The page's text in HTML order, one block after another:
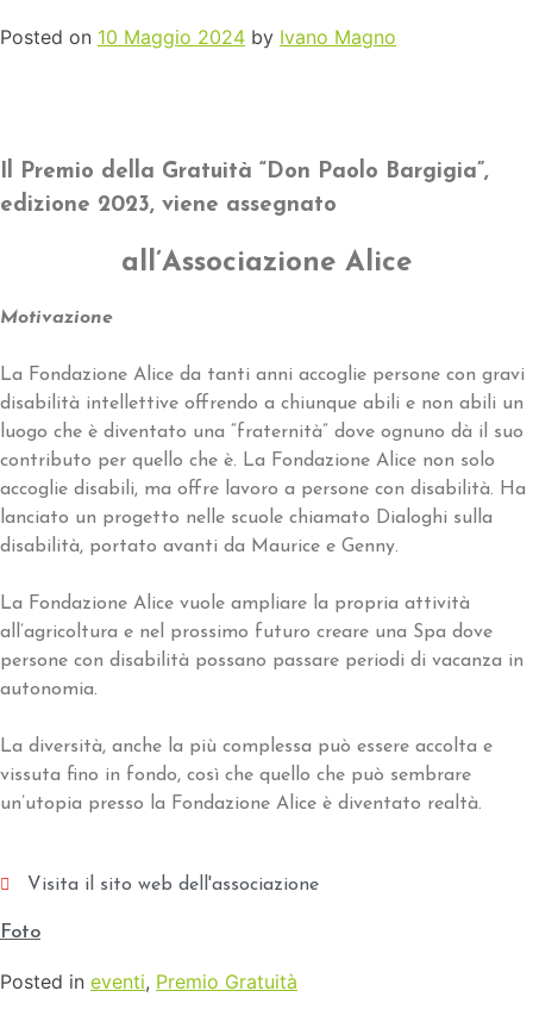
Posted on 10 Maggio 2024 by Ivano Magno
Il Premio della Gratuità “Don Paolo Bargigia”,
edizione 2023, viene assegnato
all’Associazione Alice
Motivazione
La Fondazione Alice da tanti anni accoglie persone con gravi
disabilità intellettive offrendo a chiunque abili e non abili un
luogo che è diventato una “fraternità” dove ognuno dà il suo
contributo per quello che è. La Fondazione Alice non solo
accoglie disabili, ma offre lavoro a persone con disabilità. Ha
lanciato un progetto nelle scuole chiamato Dialoghi sulla
disabilità, portato avanti da Maurice e Genny.
La Fondazione Alice vuole ampliare la propria attività
all’agricoltura e nel prossimo futuro creare una Spa dove
persone con disabilità possano passare periodi di vacanza in
autonomia.
La diversità, anche la più complessa può essere accolta e
vissuta fino in fondo, così che quello che può sembrare
un’utopia presso la Fondazione Alice è diventato realtà.
Visita il sito web dell'associazione
Foto
Posted in eventi, Premio Gratuità